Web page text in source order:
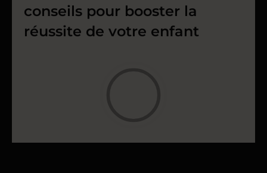
conseils pour booster la
réussite de votre enfant